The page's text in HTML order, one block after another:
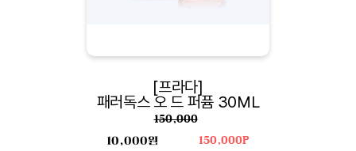
[프라다]
패러독스 오 드 퍼퓸 30ML
150,000
10,000원 150,000P